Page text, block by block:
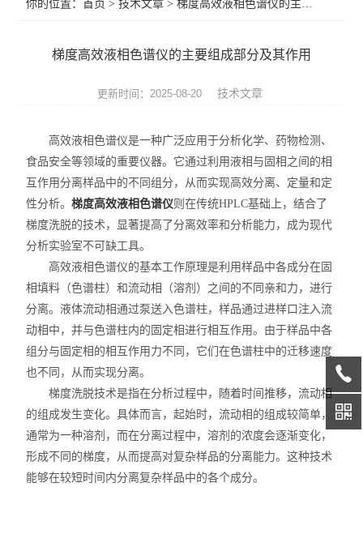
通用型气相色谱仪
水份测定仪
微波消解/萃取仪
色谱配套设备
实验室设备
离子色谱仪
你的位置：首页 >技术文章 > 梯度高效液相色谱仪的主要组成部分及其作用
梯度高效液相色谱仪的主要组成部分及其作用
更新时间：2025-08-20 技术文章
高效液相色谱仪是一种广泛应用于分析化学、药物检测、
食品安全等领域的重要仪器。它通过利用液相与固相之间的相
互作用分离样品中的不同组分，从而实现高效分离、定量和定
性分析。梯度高效液相色谱仪则在传统HPLC基础上，结合了
梯度洗脱的技术，显著提高了分离效率和分析能力，成为现代
分析实验室不可缺工具。
高效液相色谱仪的基本工作原理是利用样品中各成分在固
相填料（色谱柱）和流动相（溶剂）之间的不同亲和力，进行
分离。液体流动相通过泵送入色谱柱，样品通过进样口注入流
动相中，并与色谱柱内的固定相进行相互作用。由于样品中各
组分与固定相的相互作用力不同，它们在色谱柱中的迁移速度
也不同，从而实现分离。
梯度洗脱技术是指在分析过程中，随着时间推移，流动相
的组成发生变化。具体而言，起始时，流动相的组成较简单，
通常为一种溶剂，而在分离过程中，溶剂的浓度会逐渐变化，
形成不同的梯度，从而提高对复杂样品的分离能力。这种技术
能够在较短时间内分离复杂样品中的各个成分。